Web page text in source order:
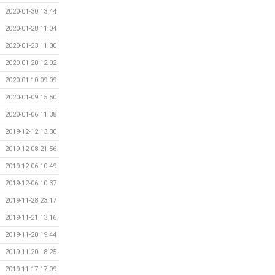
2020-01-30 13:44
2020-01-28 11:04
2020-01-23 11:00
2020-01-20 12:02
2020-01-10 09:09
2020-01-09 15:50
2020-01-06 11:38
2019-12-12 13:30
2019-12-08 21:56
2019-12-06 10:49
2019-12-06 10:37
2019-11-28 23:17
2019-11-21 13:16
2019-11-20 19:44
2019-11-20 18:25
2019-11-17 17:09